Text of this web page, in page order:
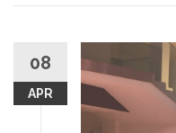
08
APR